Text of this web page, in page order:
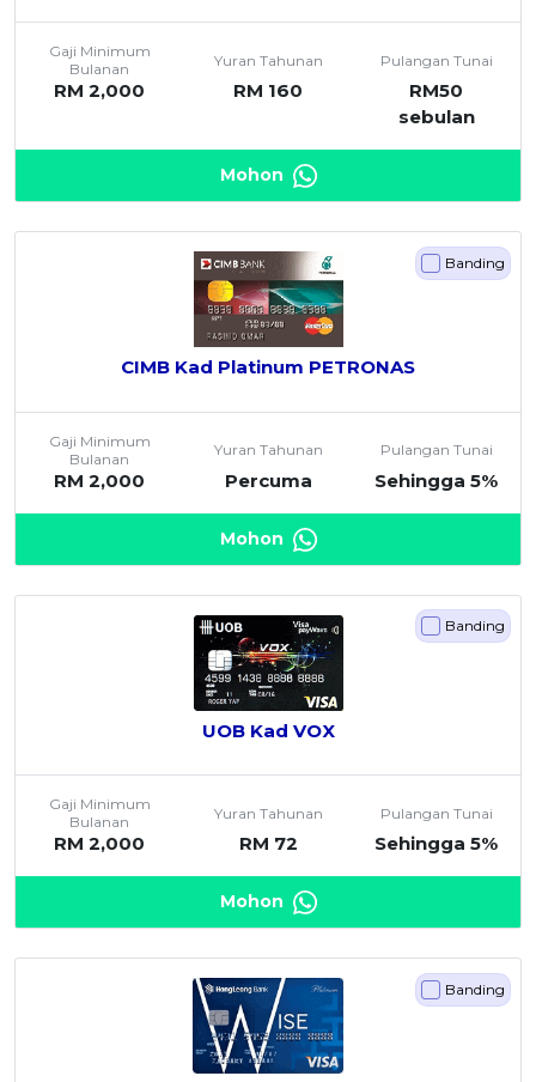
Gaji Minimum
Bulanan
RM 2,000
Yuran Tahunan
RM 160
Pulangan Tunai
RM50
sebulan
Mohon
Banding
CIMB Kad Platinum PETRONAS
Gaji Minimum
Bulanan
RM 2,000
Yuran Tahunan
Percuma
Pulangan Tunai
Sehingga 5%
Mohon
Banding
UOB Kad VOX
Gaji Minimum
Bulanan
RM 2,000
Yuran Tahunan
RM 72
Pulangan Tunai
Sehingga 5%
Mohon
Banding